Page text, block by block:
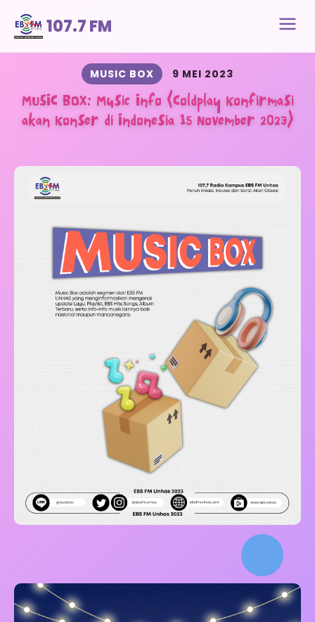
107.7 FM
MUSIC BOX 9 MEI 2023
MUSIC BOX: Music Info (Coldplay Konfirmasi
akan Konser di Indonesia 15 November 2023)